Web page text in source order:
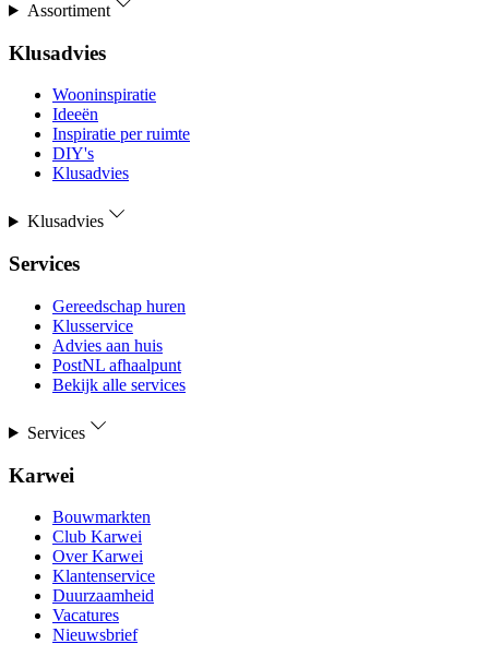
Assortiment
Klusadvies
Wooninspiratie
Ideeën
Inspiratie per ruimte
DIY's
Klusadvies
Klusadvies
Services
Gereedschap huren
Klusservice
Advies aan huis
PostNL afhaalpunt
Bekijk alle services
Services
Karwei
Bouwmarkten
Club Karwei
Over Karwei
Klantenservice
Duurzaamheid
Vacatures
Nieuwsbrief